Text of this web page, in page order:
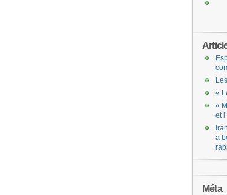
«
«
et
a
Méta